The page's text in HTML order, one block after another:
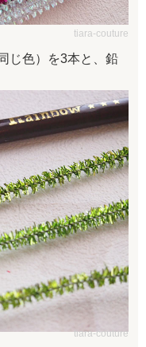
tiara-couture
じ色）を3本と、鉛
tiara-couture